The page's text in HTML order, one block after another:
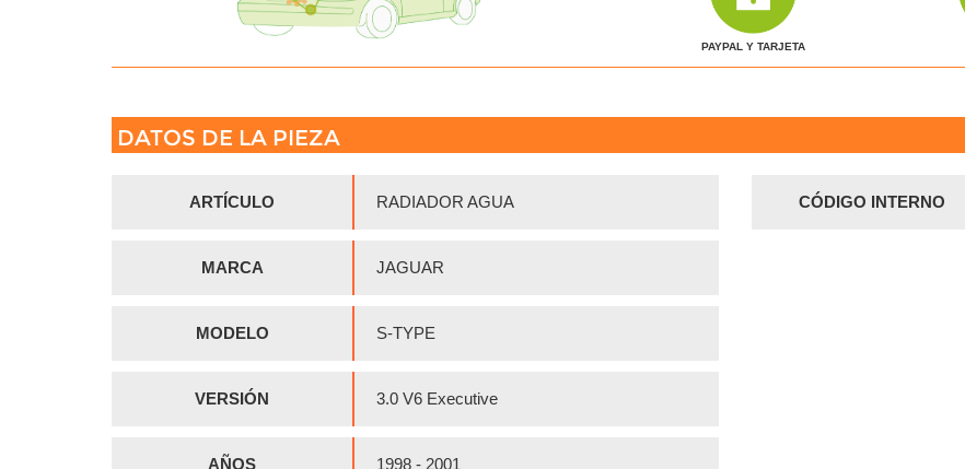
PAYPAL Y TARJETA
DATOS DE LA PIEZA
ARTÍCULO RADIADOR AGUA
MARCA JAGUAR
MODELO S-TYPE
VERSIÓN 3.0 V6 Executive
AÑOS 1998 - 2001
CÓDIGO INTERNO